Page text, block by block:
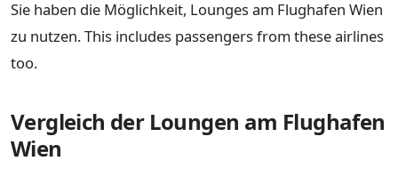
Sie haben die Möglichkeit, Lounges am Flughafen Wien
zu nutzen. This includes passengers from these airlines
too.
Vergleich der Loungen am Flughafen
Wien